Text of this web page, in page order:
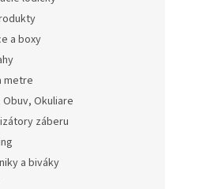
a boxy
metre
Okuliare
záberu
a biváky